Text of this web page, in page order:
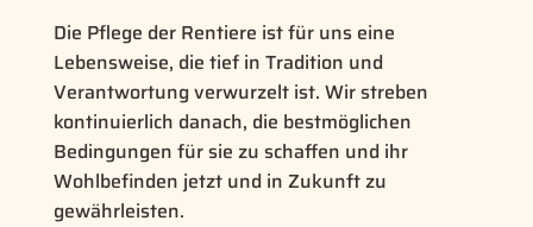
Die Pflege der Rentiere ist für uns eine
Lebensweise, die tief in Tradition und
Verantwortung verwurzelt ist. Wir streben
kontinuierlich danach, die bestmöglichen
Bedingungen für sie zu schaffen und ihr
Wohlbefinden jetzt und in Zukunft zu
gewährleisten.